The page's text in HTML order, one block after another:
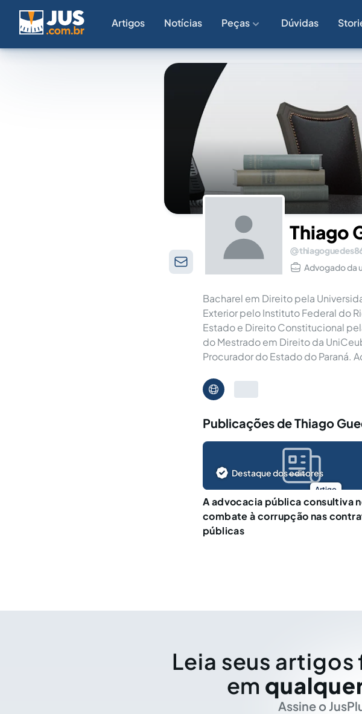
Artigos Notícias Peças Dúvidas
Thiago
Advogado da
Bacharel em Direito pela
Exterior pelo Instituto Federal do
Estado e Direito Constitucional
do Mestrado em Direito da
Procurador do Estado do Paraná.
Publicações de Thiago
Artigo
Destaque dos editores
A advocacia pública consultiva
combate à corrupção nas
públicas
Leia seus
em
Assine o